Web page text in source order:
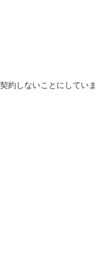
約しないことにしていま